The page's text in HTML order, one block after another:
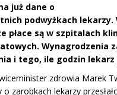
już dane o
podwyżkach lekarzy.
płace są w szpitalach
Wynagrodzenia
i tego, ile godzin lekarz
zdrowia Marek
o zarobkach lekarzy